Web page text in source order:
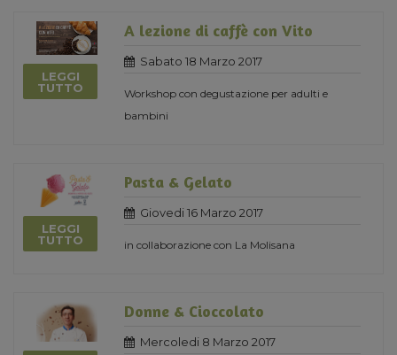
LEGGI
TUTTO
A lezione di caffè con Vito
Sabato 18 Marzo 2017
Workshop con degustazione per adulti e
bambini
LEGGI
TUTTO
Pasta & Gelato
Giovedi 16 Marzo 2017
in collaborazione con La Molisana
Donne & Cioccolato
Mercoledi 8 Marzo 2017